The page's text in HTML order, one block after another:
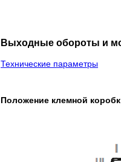
Выходные обороты и
Технические параметры
Положение клемной